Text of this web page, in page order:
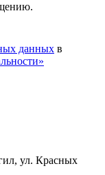
данных в
ул. Красных